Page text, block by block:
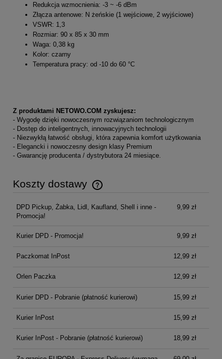
Redukcja wzmocnienia: -3 ~ -6 dBm
Złącza antenowe: N żeńskie (1 wejściowe, 2 wyjściowe)
VSWR: 1,3
Rozmiar: 90 x 85 x 30 mm
Waga: 0,38 kg
Kolor: czarny
Temperatura pracy: od -10 do 60 °C
Z produktami NETOWO.COM zyskujesz:
- Wygodę dzięki nowoczesnym rozwiązaniom technologicznym
- Dostęp do inteligentnych, innowacyjnych technologii
- Niezwykłą łatwość obsługi, która zapewnia komfort użytkowania
- Elegancki i nowoczesny design klasy Premium
- Gwarancję producenta / dystrybutora 24 miesiące.
Koszty dostawy
Cena nie zawiera ewentualnych kosztów płatności
DPD Pickup, Żabka, Lidl, Kaufland, Shell i inne -
Promocja!
9,99 zł
Kurier DPD - Promocja! 9,99 zł
Paczkomat InPost 12,99 zł
Orlen Paczka 12,99 zł
Kurier DPD - Pobranie (płatność kurierowi) 15,99 zł
Kurier InPost 15,99 zł
Kurier InPost - Pobranie (płatność kurierowi) 18,99 zł